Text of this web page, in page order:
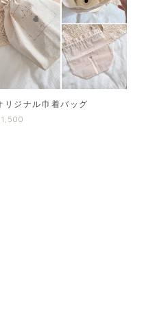
リジナル巾着バッグ